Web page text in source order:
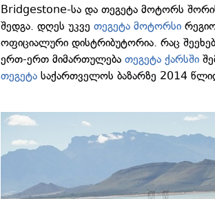
Bridgestone-სა და თეგეტა მოტორს
შედგა. დღეს უკვეთეგეტა მოტორსი
ოფიციალური დისტრიბუტორია. რაც
ერთ-ერთ მიმართულებათეგეტა ქარსში
თეგეტა საქართველოს ბაზარზე 2014